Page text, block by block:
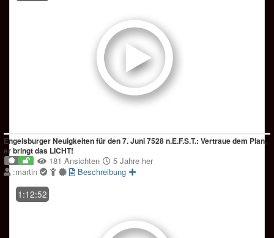
Engelsburger Neuigkeiten für den 7. Juni 7528 n.E.F.S.T.: Vertraue dem Plan,
er bringt das LICHT!
181 Ansichten
5 Jahre her
:martin
Beschreibung
1:12:52